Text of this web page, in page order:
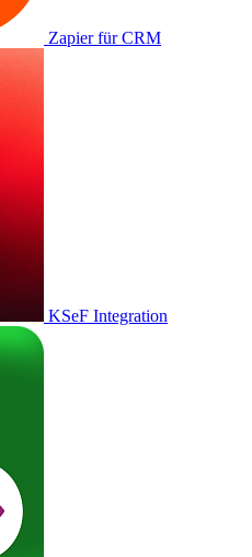
Zapier für CRM
KSeF Integration